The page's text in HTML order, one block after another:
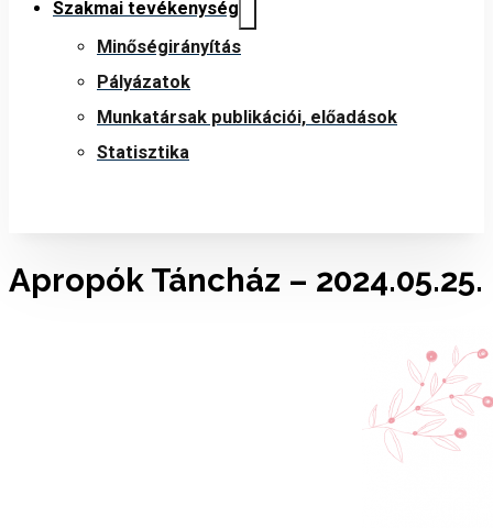
Szakmai tevékenység
Minőségirányítás
Pályázatok
Munkatársak publikációi, előadások
Statisztika
Apropók Táncház – 2024.05.25.